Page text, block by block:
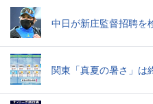
中日が新庄監督招聘を
関東「真夏の暑さ」は